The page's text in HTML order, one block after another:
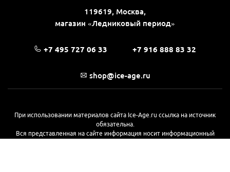
119619, Москва,
магазин «Ледниковый период»
+7 495 727 06 33 +7 916 888 83 32
shop@ice-age.ru
При использовании материалов сайта Ice-Age.ru ссылка на источник
обязательна.
Вся представленная на сайте информация носит информационный